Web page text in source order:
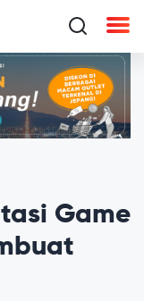
Game